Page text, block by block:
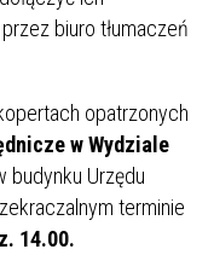
biuro tłumaczeń
opatrzonych
w Wydziale
budynku Urzędu
terminie
14.00.